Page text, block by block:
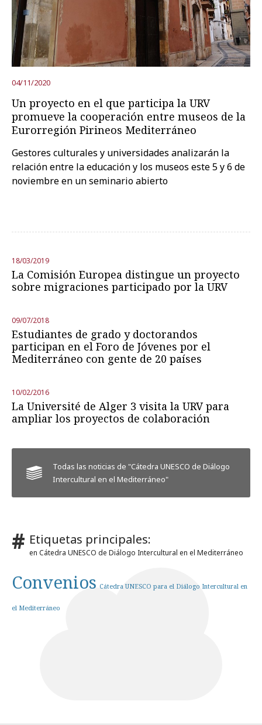
04/11/2020
Un proyecto en el que participa la URV
promueve la cooperación entre museos de la
Eurorregión Pirineos Mediterráneo
Gestores culturales y universidades analizarán la
relación entre la educación y los museos este 5 y 6 de
noviembre en un seminario abierto
18/03/2019
La Comisión Europea distingue un proyecto
sobre migraciones participado por la URV
09/07/2018
Estudiantes de grado y doctorandos
participan en el Foro de Jóvenes por el
Mediterráneo con gente de 20 países
10/02/2016
La Université de Alger 3 visita la URV para
ampliar los proyectos de colaboración
Todas las noticias de "Cátedra UNESCO de Diálogo
Intercultural en el Mediterráneo"
Etiquetas principales:
en Cátedra UNESCO de Diálogo Intercultural en el Mediterráneo
Convenios Cátedra UNESCO para el Diálogo Intercultural en
el Mediterráneo